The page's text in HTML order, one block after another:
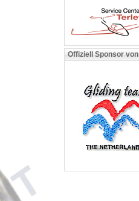
Offiziell Sponsor von